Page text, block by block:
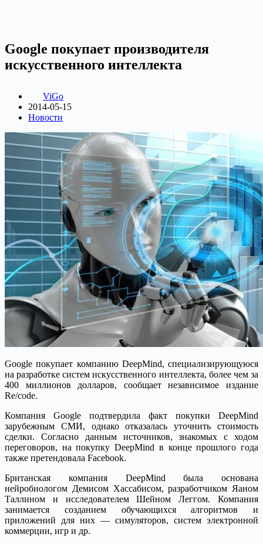
Google покупает производителя
искусственного интеллекта
ViGo
2014-05-15
Новости
Google покупает компанию DeepMind, специализирующуюся
на разработке систем искусственного интеллекта, более чем за
400 миллионов долларов, сообщает независимое издание
Re/code.
Компания Google подтвердила факт покупки DeepMind
зарубежным СМИ, однако отказалась уточнить стоимость
сделки. Согласно данным источников, знакомых с ходом
переговоров, на покупку DeepMind в конце прошлого года
также претендовала Facebook.
Британская компания DeepMind была основана
нейробиологом Демисом Хассабисом, разработчиком Яаном
Таллином и исследователем Шейном Леггом. Компания
занимается созданием обучающихся алгоритмов и
приложений для них — симуляторов, систем электронной
коммерции, игр и др.